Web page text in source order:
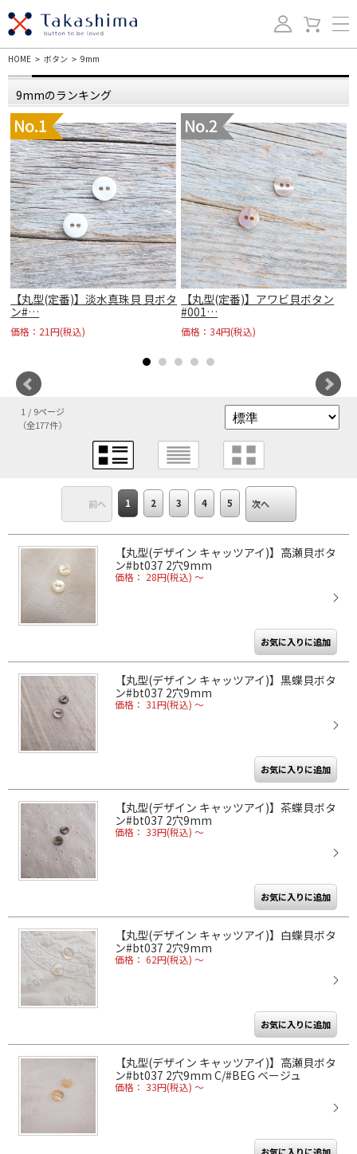
HOME > ボタン > 9mm
9mmのランキング
【丸型(定番)】淡水真珠貝 貝ボタ
ン#…
価格：21円(税込)
【丸型(定番)】アワビ貝ボタン
#001…
価格：34円(税込)
1 / 9ページ
（全177件）
前へ 1 2 3 4 5 次へ
【丸型(デザイン キャッツアイ)】高瀬貝ボタ
ン#bt037 2穴9mm
価格： 28円(税込) ～
【丸型(デザイン キャッツアイ)】黒蝶貝ボタ
ン#bt037 2穴9mm
価格： 31円(税込) ～
【丸型(デザイン キャッツアイ)】茶蝶貝ボタ
ン#bt037 2穴9mm
価格： 33円(税込) ～
【丸型(デザイン キャッツアイ)】白蝶貝ボタ
ン#bt037 2穴9mm
価格： 62円(税込) ～
【丸型(デザイン キャッツアイ)】高瀬貝ボタ
ン#bt037 2穴9mm C/#BEG ベージュ
価格： 33円(税込) ～